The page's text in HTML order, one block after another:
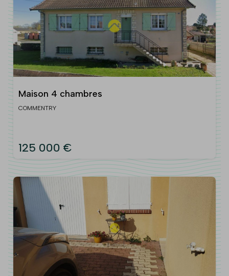
Maison 4 chambres
COMMENTRY
125 000 €